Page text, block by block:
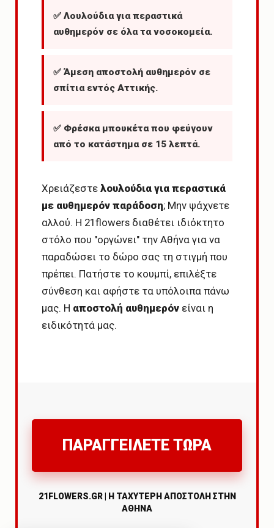
✅ Λουλούδια για περαστικά
αυθημερόν σε όλα τα νοσοκομεία.
✅ Άμεση αποστολή αυθημερόν σε
σπίτια εντός Αττικής.
✅ Φρέσκα μπουκέτα που φεύγουν
από το κατάστημα σε 15 λεπτά.
Χρειάζεστε λουλούδια για περαστικά
με αυθημερόν παράδοση; Μην ψάχνετε
αλλού. Η 21flowers διαθέτει ιδιόκτητο
στόλο που "οργώνει" την Αθήνα για να
παραδώσει το δώρο σας τη στιγμή που
πρέπει. Πατήστε το κουμπί, επιλέξτε
σύνθεση και αφήστε τα υπόλοιπα πάνω
μας. Η αποστολή αυθημερόν είναι η
ειδικότητά μας.
ΠΑΡΑΓΓΕΙΛΕΤΕ ΤΩΡΑ
21FLOWERS.GR | Η ΤΑΧΥΤΕΡΗ ΑΠΟΣΤΟΛΗ ΣΤΗΝ
ΑΘΗΝΑ